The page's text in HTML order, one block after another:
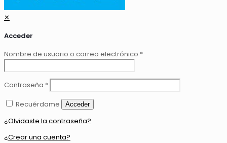
✕
Acceder
Nombre de usuario o correo electrónico *
Contraseña *
Recuérdame
Acceder
¿Olvidaste la contraseña?
¿Crear una cuenta?